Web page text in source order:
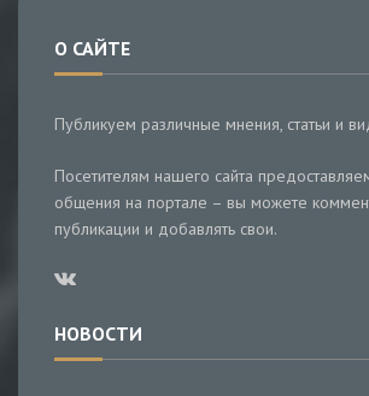
О САЙТЕ
Публикуем различные мнения, статьи и
Посетителям нашего сайта
общения на портале – вы можете
публикации и добавлять свои.
НОВОСТИ